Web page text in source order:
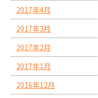
2017年4月
2017年3月
2017年2月
2017年1月
2016年12月